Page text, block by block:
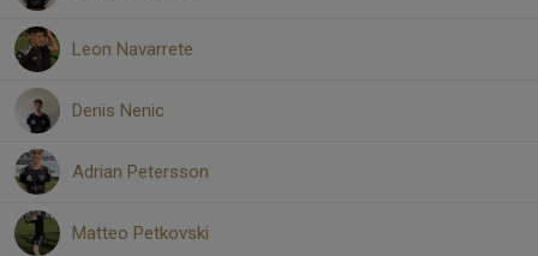
Leon Navarrete
Denis Nenic
Adrian Petersson
Matteo Petkovski